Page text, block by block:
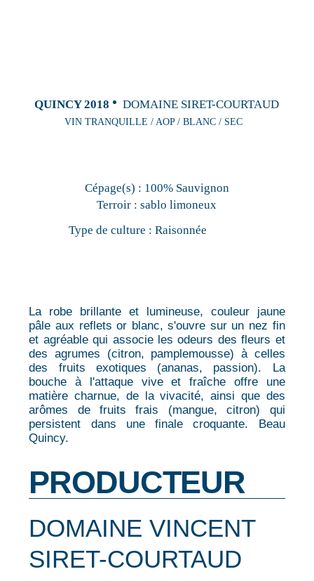
QUINCY 2018 DOMAINE SIRET-COURTAUD
VIN TRANQUILLE / AOP / BLANC / SEC
Cépage(s) : 100% Sauvignon
Terroir : sablo limoneux
Type de culture : Raisonnée
La robe brillante et lumineuse, couleur jaune
pâle aux reflets or blanc, s'ouvre sur un nez fin
et agréable qui associe les odeurs des fleurs et
des agrumes (citron, pamplemousse) à celles
des fruits exotiques (ananas, passion). La
bouche à l'attaque vive et fraîche offre une
matière charnue, de la vivacité, ainsi que des
arômes de fruits frais (mangue, citron) qui
persistent dans une finale croquante. Beau
Quincy.
PRODUCTEUR
DOMAINE VINCENT
SIRET-COURTAUD